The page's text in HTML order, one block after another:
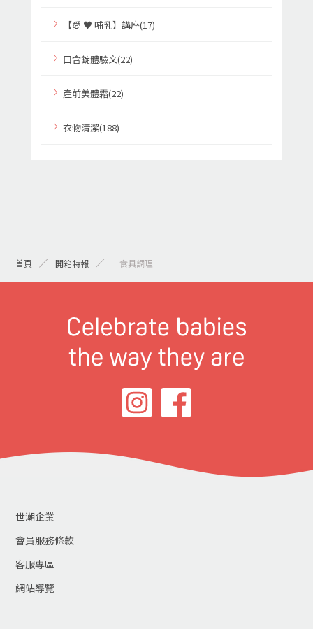
【愛 ♥ 哺乳】講座(17)
口含錠體驗文(22)
產前美體霜(22)
衣物清潔(188)
首頁 開箱特報 > 食具調理
世潮企業
會員服務條款
客服專區
網站導覽